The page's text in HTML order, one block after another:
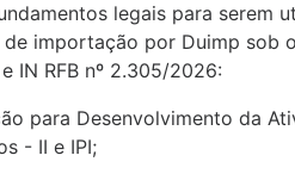
legais para serem
importação por Duimp sob
IN RFB nº 2.305/2026:
para Desenvolvimento da
- II e IPI;